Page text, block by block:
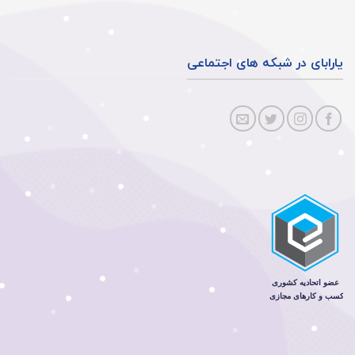
یارابای در شبکه های اجتماعی